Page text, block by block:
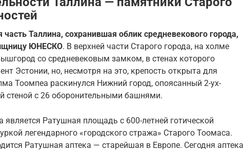
часть Таллина, сохранившая облик средневекового города,
ЮНЕСКО. В верхней части Старого города, на холме
со средневековым замком, в стенах которого
Эстонии, но, несмотря на это, крепость открыта для
Тоомпеа раскинулся Нижний город, опоясанный 2-ух-
стеной с 26 оборонительными башнями.
является Ратушная площадь с 600-летней готической
легендарного «городского стража» Старого Тоомаса.
Ратушная аптека — старейшая в Европе. Сегодня аптека